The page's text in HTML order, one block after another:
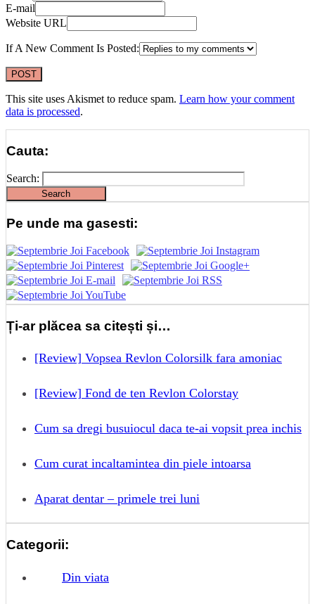
E-mail
Website URL
If A New Comment Is Posted:
This site uses Akismet to reduce spam. Learn how your comment
data is processed.
Cauta:
Search:
Pe unde ma gasesti:
Ți-ar plăcea sa citești și…
[Review] Vopsea Revlon Colorsilk fara amoniac
[Review] Fond de ten Revlon Colorstay
Cum sa dregi busuiocul daca te-ai vopsit prea inchis
Cum curat incaltamintea din piele intoarsa
Aparat dentar – primele trei luni
Categorii:
Din viata